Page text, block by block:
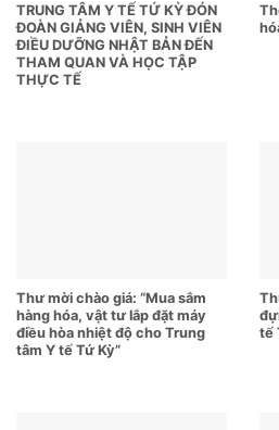
TRUNG TÂM Y TẾ TỨ KỲ ĐÓN
ĐOÀN GIẢNG VIÊN, SINH VIÊN
ĐIỀU DƯỠNG NHẬT BẢN ĐẾN
THAM QUAN VÀ HỌC TẬP
THỰC TẾ
Thư mời chào giá: “Mua sắm
hàng hóa, vật tư lắp đặt máy
điều hòa nhiệt độ cho Trung
tâm Y tế Tứ Kỳ”
tế